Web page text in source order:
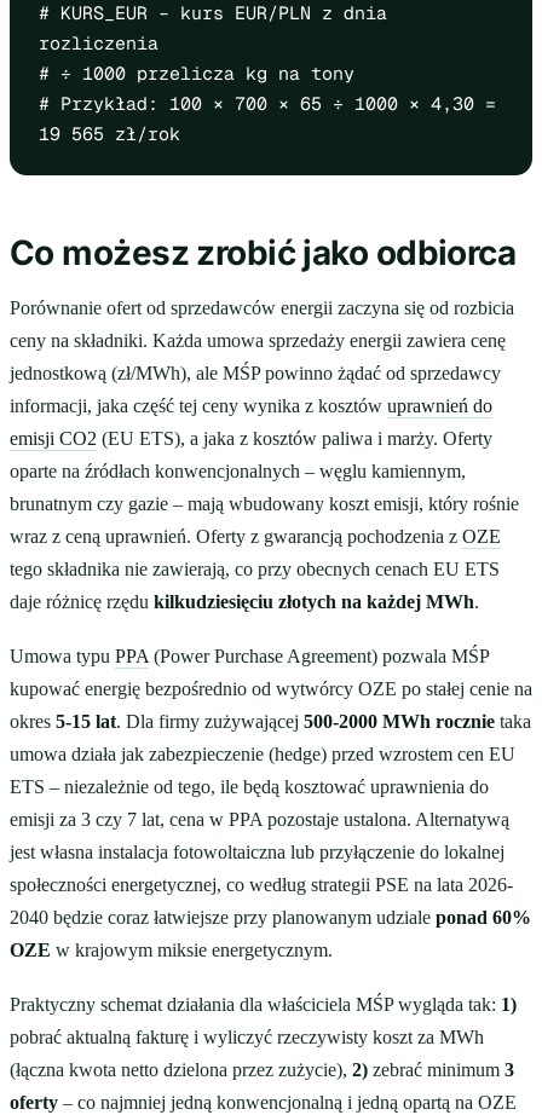
# KURS_EUR – kurs EUR/PLN z dnia
rozliczenia
# ÷ 1000 przelicza kg na tony
# Przykład: 100 × 700 × 65 ÷ 1000 × 4,30 =
19 565 zł/rok
Co możesz zrobić jako odbiorca
Porównanie ofert od sprzedawców energii zaczyna się od rozbicia
ceny na składniki. Każda umowa sprzedaży energii zawiera cenę
jednostkową (zł/MWh), ale MŚP powinno żądać od sprzedawcy
informacji, jaka część tej ceny wynika z kosztów uprawnień do
emisji CO2 (EU ETS), a jaka z kosztów paliwa i marży. Oferty
oparte na źródłach konwencjonalnych – węglu kamiennym,
brunatnym czy gazie – mają wbudowany koszt emisji, który rośnie
wraz z ceną uprawnień. Oferty z gwarancją pochodzenia z OZE
tego składnika nie zawierają, co przy obecnych cenach EU ETS
daje różnicę rzędu kilkudziesięciu złotych na każdej MWh.
Umowa typu PPA (Power Purchase Agreement) pozwala MŚP
kupować energię bezpośrednio od wytwórcy OZE po stałej cenie na
okres 5-15 lat. Dla firmy zużywającej 500-2000 MWh rocznie taka
umowa działa jak zabezpieczenie (hedge) przed wzrostem cen EU
ETS – niezależnie od tego, ile będą kosztować uprawnienia do
emisji za 3 czy 7 lat, cena w PPA pozostaje ustalona. Alternatywą
jest własna instalacja fotowoltaiczna lub przyłączenie do lokalnej
społeczności energetycznej, co według strategii PSE na lata 2026-
2040 będzie coraz łatwiejsze przy planowanym udziale ponad 60%
OZE w krajowym miksie energetycznym.
Praktyczny schemat działania dla właściciela MŚP wygląda tak: 1)
pobrać aktualną fakturę i wyliczyć rzeczywisty koszt za MWh
(łączna kwota netto dzielona przez zużycie), 2) zebrać minimum 3
oferty – co najmniej jedną konwencjonalną i jedną opartą na OZE